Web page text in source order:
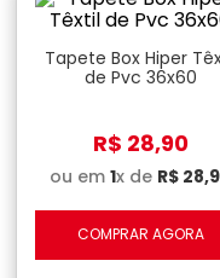
Tapete Box Hiper
de Pvc 36x60
R$ 28,90
ou em 1x de R$ 28,
COMPRAR AGORA